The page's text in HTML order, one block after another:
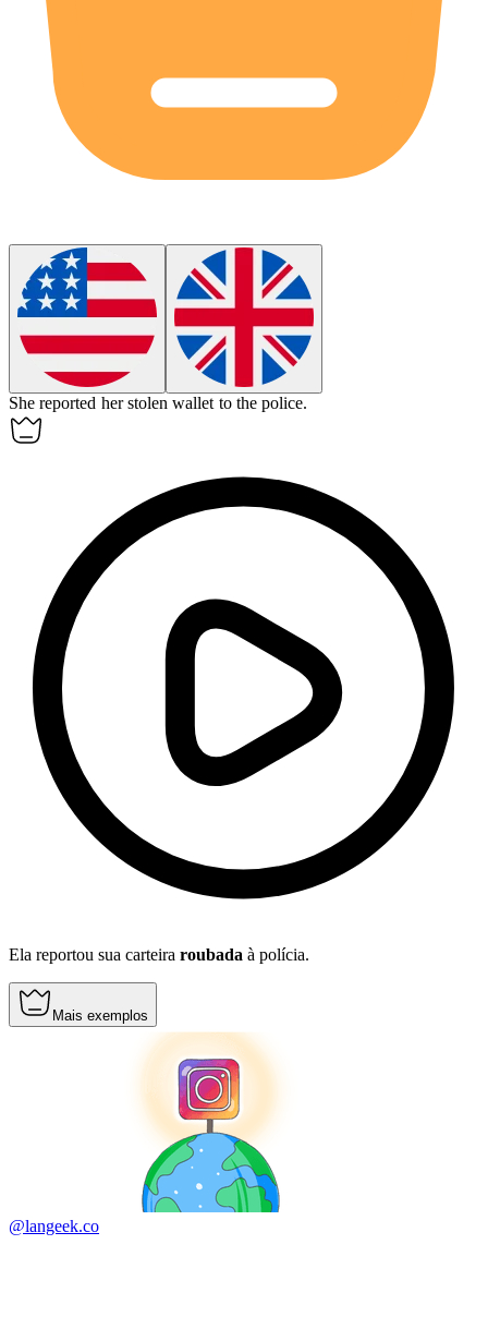
She reported herstolen wallet to the police.
Ela reportou sua carteira roubada à polícia.
Mais exemplos
@langeek.co